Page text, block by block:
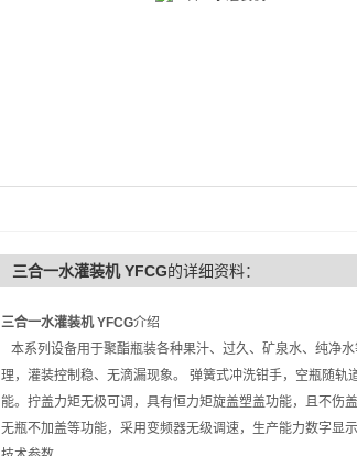
三合一水灌装机 YFCG的详细资料：
三合一水灌装机 YFCG介绍
本系列设备用于聚酯瓶装各种果汁、过久、矿泉水、纯净
理，灌装控制稳、无滴漏现象。 弹簧式冲洗钳手，空瓶随
能。拧盖力矩无极可调，具有恒力矩旋盖塑盖功能，且不伤
无瓶不加盖等功能，采用变频器无级调速，生产能力数字显示